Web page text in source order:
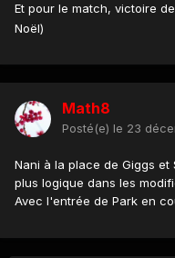
Et pour le match, victoire
Noël)
Math8
Posté(e) le 23
Nani à la place de Giggs
plus logique dans les
Avec l'entrée de Park en